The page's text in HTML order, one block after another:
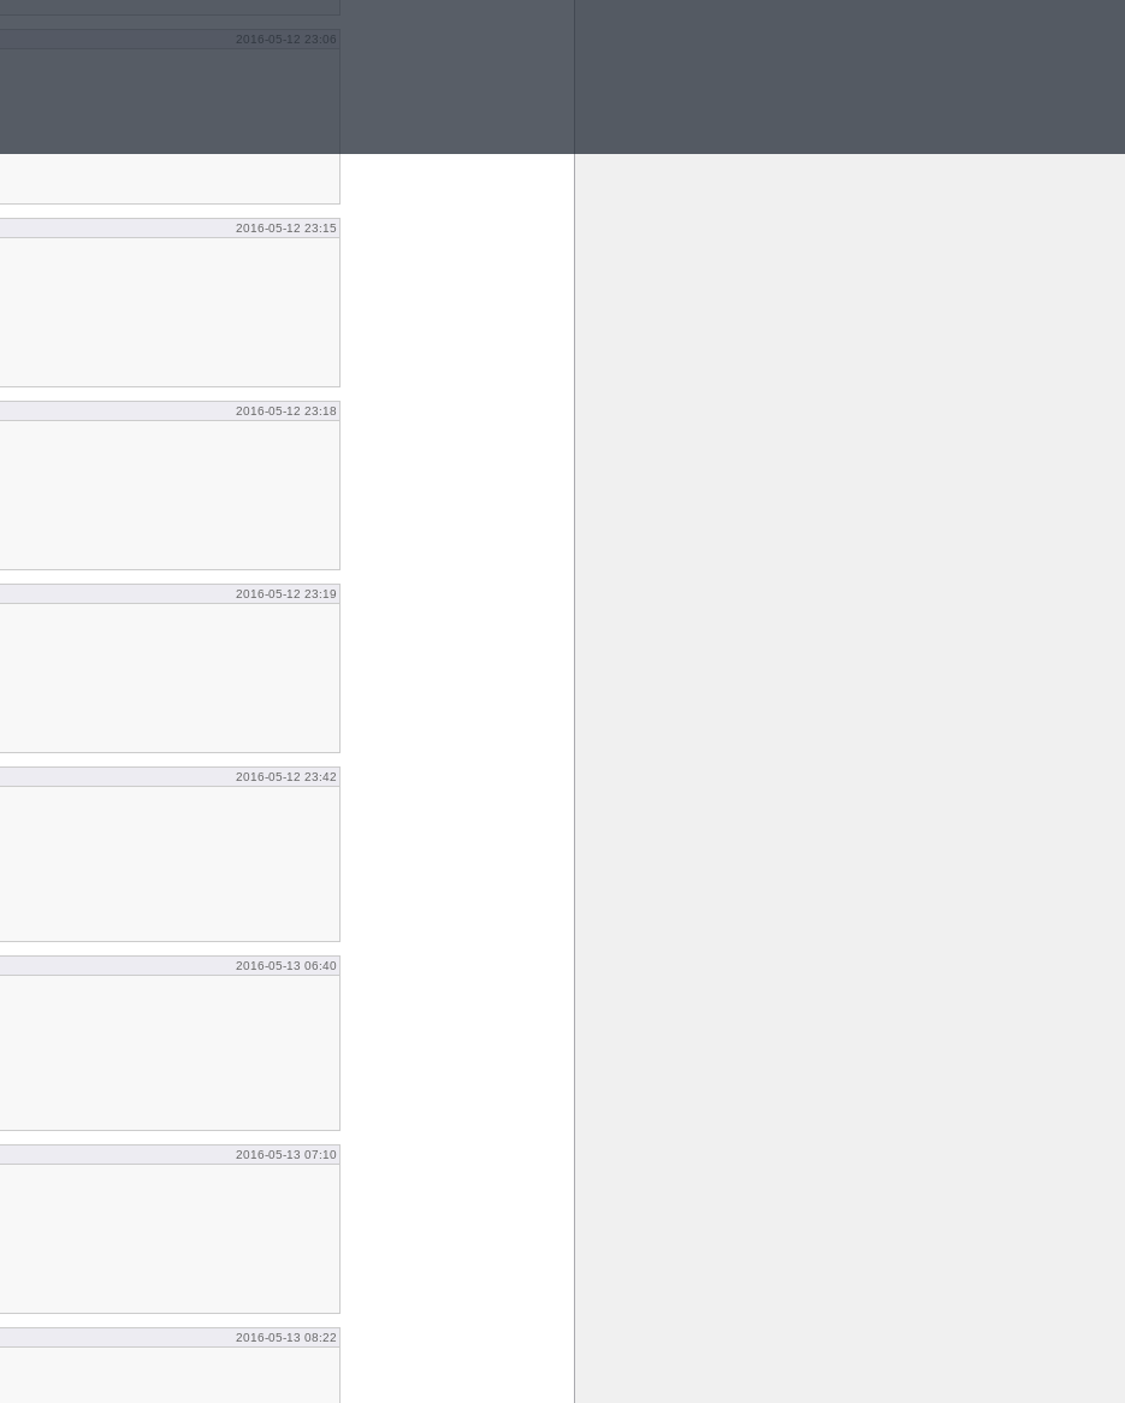
2016-05-12 23:06
2016-05-12 23:15
2016-05-12 23:18
2016-05-12 23:19
2016-05-12 23:42
2016-05-13 06:40
2016-05-13 07:10
2016-05-13 08:22